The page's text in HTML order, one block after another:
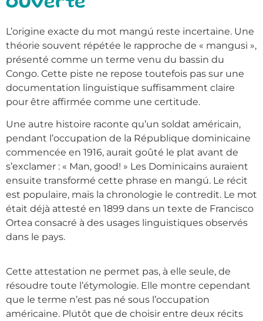
L’origine exacte du mot mangú reste incertaine. Une
théorie souvent répétée le rapproche de « mangusi »,
présenté comme un terme venu du bassin du
Congo. Cette piste ne repose toutefois pas sur une
documentation linguistique suffisamment claire
pour être affirmée comme une certitude.
Une autre histoire raconte qu’un soldat américain,
pendant l’occupation de la République dominicaine
commencée en 1916, aurait goûté le plat avant de
s’exclamer : « Man, good! » Les Dominicains auraient
ensuite transformé cette phrase en mangú. Le récit
est populaire, mais la chronologie le contredit. Le mot
était déjà attesté en 1899 dans un texte de Francisco
Ortea consacré à des usages linguistiques observés
dans le pays.
Cette attestation ne permet pas, à elle seule, de
résoudre toute l’étymologie. Elle montre cependant
que le terme n’est pas né sous l’occupation
américaine. Plutôt que de choisir entre deux récits